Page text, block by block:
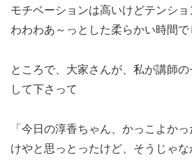
モチベーションは高いけどテンシ
わわわあ～っとした柔らかい時間で
ところで、大家さんが、私が講師
して下さって
「今日の淳香ちゃん、かっこよか
けやと思っとったけど、そうじゃな